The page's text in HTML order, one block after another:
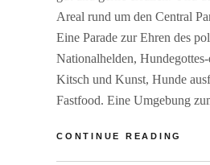
Areal rund um den Central
Eine Parade zur Ehren des
Nationalhelden,
Kitsch und Kunst, Hunde
Fastfood. Eine Umgebung
CONTINUE READING